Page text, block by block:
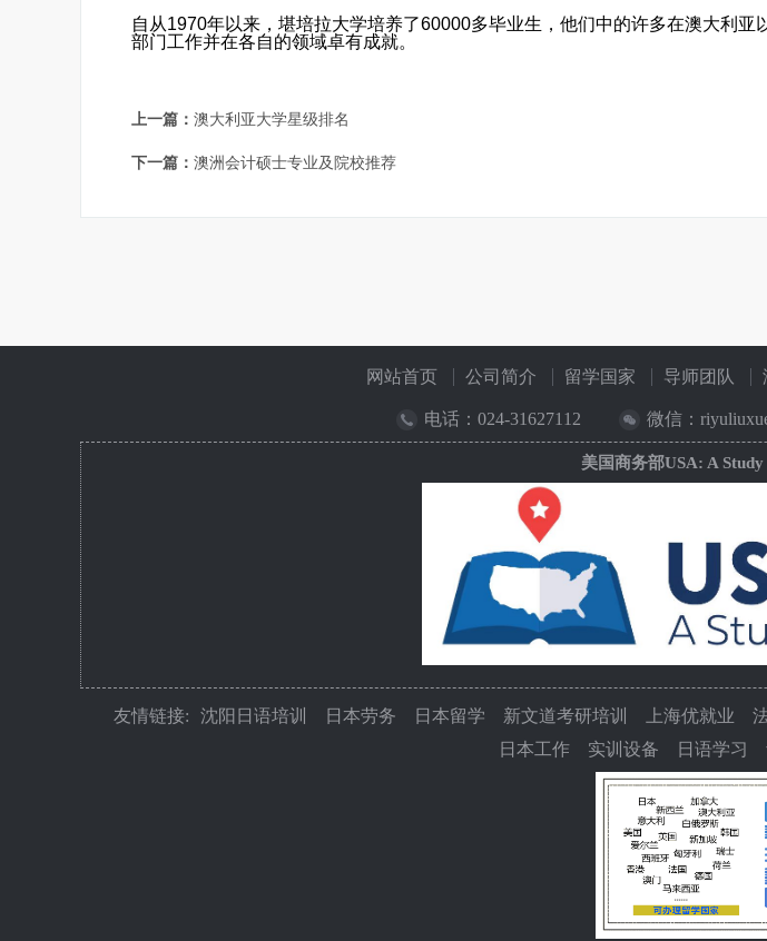
自从1970年以来，堪培拉大学培养了60000多毕业生，他们中的许多在澳大利亚
部门工作并在各自的领域卓有成就。
上一篇： 澳大利亚大学星级排名
下一篇： 澳洲会计硕士专业及院校推荐
网站首页 公司简介 留学国家 导师团队
电话： 024-31627112 微信：
美国商务部USA: A
友情链接: 沈阳日语培训 日本劳务 日本留学 新文道考研培训 上海优就业
日本工作
实训设备 日语学习